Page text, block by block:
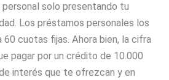
solo presentando tu
Los préstamos personales los
60 cuotas fijas. Ahora bien, la cifra
pagar por un crédito de 10.000
interés que te ofrezcan y en